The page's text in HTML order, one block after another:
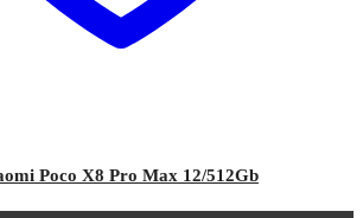
Poco X8 Pro Max 12/512Gb